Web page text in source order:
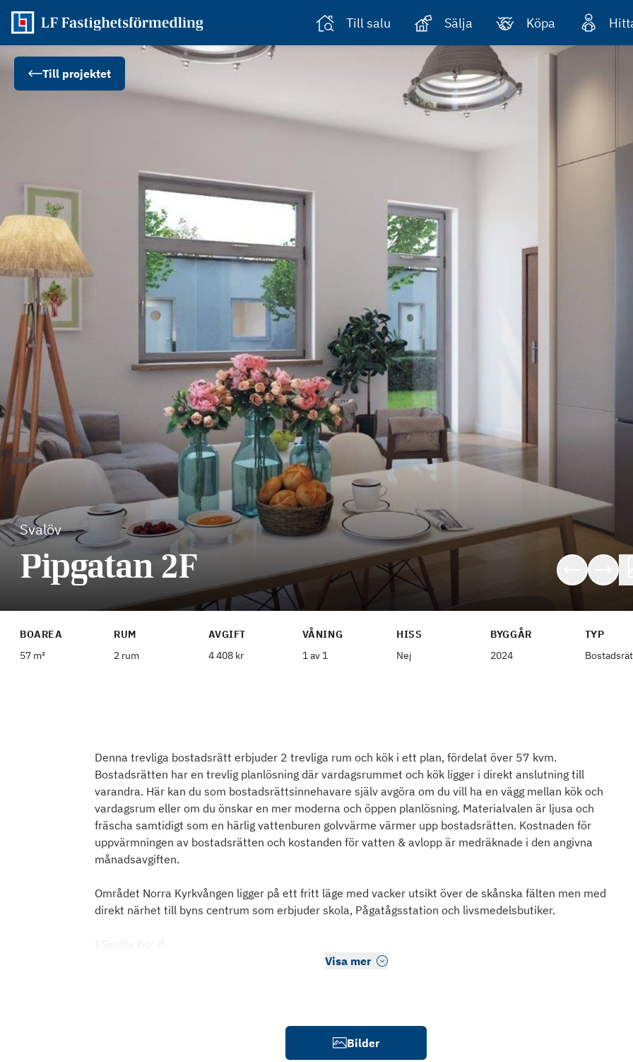
Till salu Sälja Köpa
Till projektet
Svalöv
Pipgatan 2F
BOAREA
57 m²
RUM
2 rum
AVGIFT
4 408 kr
VÅNING
1 av 1
HISS
Nej
BYGGÅR
2024
TYP
Denna trevliga bostadsrätt erbjuder 2 trevliga rum och kök i ett plan, fördelat över 57 kvm.
Bostadsrätten har en trevlig planlösning där vardagsrummet och kök ligger i direkt anslutning till
varandra. Här kan du som bostadsrättsinnehavare själv avgöra om du vill ha en vägg mellan kök och
vardagsrum eller om du önskar en mer moderna och öppen planlösning. Materialvalen är ljusa och
fräscha samtidigt som en härlig vattenburen golvvärme värmer upp bostadsrätten. Kostnaden för
uppvärmningen av bostadsrätten och kostanden för vatten & avlopp är medräknade i den angivna
månadsavgiften.
Området Norra Kyrkvången ligger på ett fritt läge med vacker utsikt över de skånska fälten men med
direkt närhet till byns centrum som erbjuder skola, Pågatågsstation och livsmedelsbutiker.
I Svalöv bor d
Visa mer
Bilder